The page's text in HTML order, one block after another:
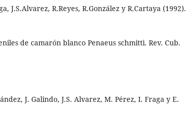
J.S.Alvarez, R.Reyes, R.González y R.Cartaya (1992).
de camarón blanco Penaeus schmitti. Rev. Cub.
J. Galindo, J.S. Alvarez, M. Pérez, I. Fraga y E.